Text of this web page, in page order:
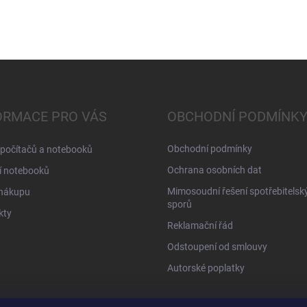
PRO VÁS
a notebooků
notebooků
OBCHODNÍ PODMÍNKY
Obchodní podmínky
Ochrana osobních dat
Mimosoudní řešení
sporů
Reklamační řád
Odstoupení od smlouvy
Autorské poplatky